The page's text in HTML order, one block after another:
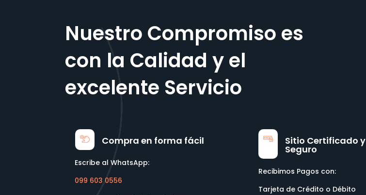
Nuestro Compromiso es
con la Calidad y el
excelente Servicio
Compra en forma fácil
Escribe al WhatsApp:
099 603 0556
Sitio Certificado y
Seguro
Recibimos Pagos con:
Tarjeta de Crédito o Débito